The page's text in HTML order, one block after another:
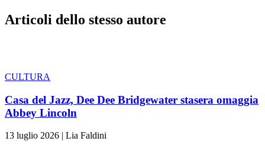
Articoli dello stesso autore
CULTURA
Casa del Jazz, Dee Dee Bridgewater stasera omaggia
Abbey Lincoln
13 luglio 2026 | Lia Faldini